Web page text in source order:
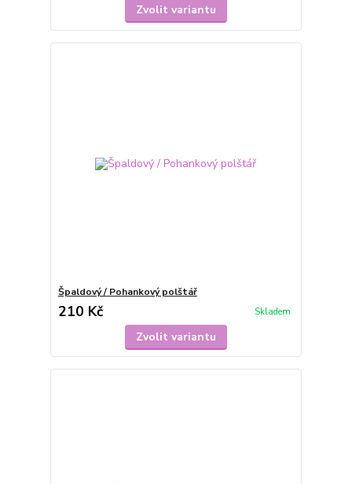
Zvolit variantu
Špaldový / Pohankový polštář
210 Kč Skladem
Zvolit variantu